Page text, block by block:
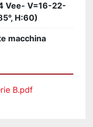
Vee- V=16-22-
H:60)
macchina
B.pdf